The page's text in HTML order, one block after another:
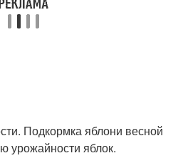
Подкормка яблони весной
урожайности яблок.